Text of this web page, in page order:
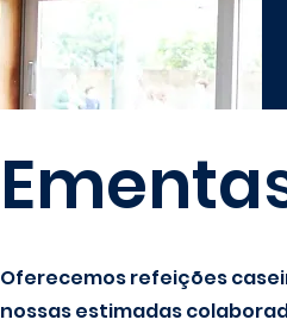
Oferecemos refeições
nossas estimadas